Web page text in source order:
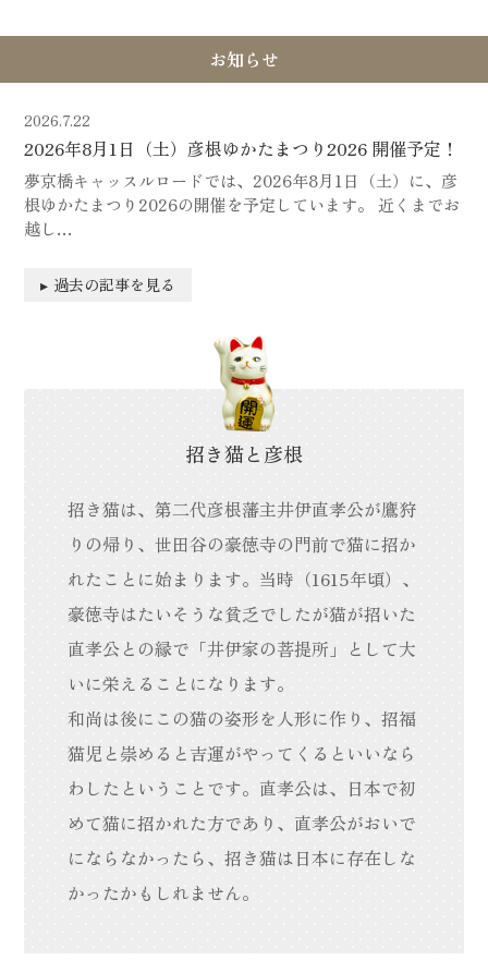
お知らせ
2026.7.22
2026年8月1日（土）彦根ゆかたまつり2026 開催予定！
夢京橋キャッスルロードでは、2026年8月1日（土）に、彦
根ゆかたまつり2026の開催を予定しています。 近くまでお
越し…
過去の記事を見る
招き猫と彦根
招き猫は、第二代彦根藩主井伊直孝公が鷹狩
りの帰り、世田谷の豪徳寺の門前で猫に招か
れたことに始まります。当時（1615年頃）、
豪徳寺はたいそうな貧乏でしたが猫が招いた
直孝公との縁で「井伊家の菩提所」として大
いに栄えることになります。
和尚は後にこの猫の姿形を人形に作り、招福
猫児と崇めると吉運がやってくるといいなら
わしたということです。直孝公は、日本で初
めて猫に招かれた方であり、直孝公がおいで
にならなかったら、招き猫は日本に存在しな
かったかもしれません。